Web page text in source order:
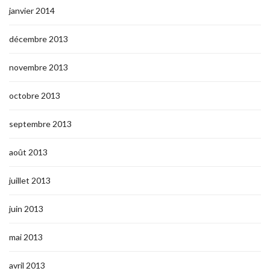
janvier 2014
décembre 2013
novembre 2013
octobre 2013
septembre 2013
août 2013
juillet 2013
juin 2013
mai 2013
avril 2013